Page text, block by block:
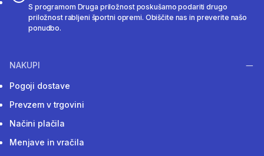
S programom Druga priložnost poskušamo podariti drugo
priložnost rabljeni športni opremi. Obiščite nas in preverite našo
ponudbo.
NAKUPI
Pogoji dostave
Prevzem v trgovini
Načini plačila
Menjave in vračila